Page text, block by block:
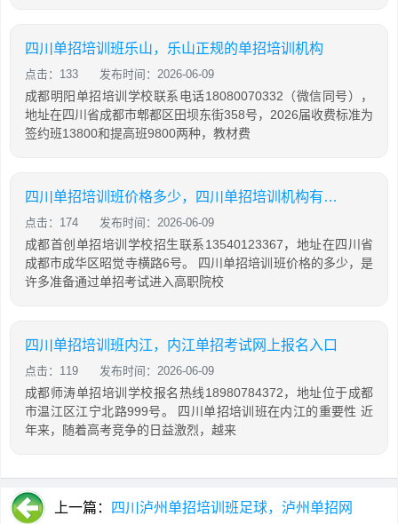
四川单招培训班乐山，乐山正规的单招培训机构
点击：133 发布时间：2026-06-09
成都明阳单招培训学校联系电话18080070332（微信同号），
地址在四川省成都市郫都区田坝东街358号，2026届收费标准为
签约班13800和提高班9800两种，教材费
四川单招培训班价格多少，四川单招培训机构有哪些
点击：174 发布时间：2026-06-09
成都首创单招培训学校招生联系13540123367，地址在四川省
成都市成华区昭觉寺横路6号。 四川单招培训班价格的多少，是
许多准备通过单招考试进入高职院校
四川单招培训班内江，内江单招考试网上报名入口
点击：119 发布时间：2026-06-09
成都师涛单招培训学校报名热线18980784372，地址位于成都
市温江区江宁北路999号。 四川单招培训班在内江的重要性 近
年来，随着高考竞争的日益激烈，越来
上一篇： 四川泸州单招培训班足球，泸州单招网